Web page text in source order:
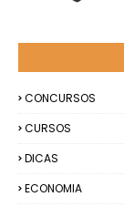
CONCURSOS
CURSOS
DICAS
ECONOMIA